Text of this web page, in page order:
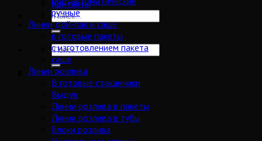
Контакты
ручные
Линии дой-пак и саше
в готовые пакеты
с изготовлением пакета
саше
Линии розлива
В готовые стаканчики
Выдув
Линии розлива в пакеты
Линии розлива в тубы
Блоки розлива